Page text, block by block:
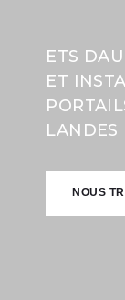
ETS
ET
LANDES
NOUS